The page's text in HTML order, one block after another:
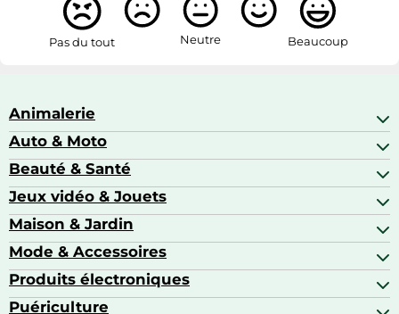
Pas du tout Neutre Beaucoup
Animalerie
Abris pour animaux sauvages
Aquariophilie
Colliers GPS
Auto & Moto
Accessoires auto
Attelage & portage
Autoradios
Beauté & Santé
Alimentation bébé
Amour & contraception
Appareils de coiffure
Jeux vidéo & Jouets
Accessoires de gaming
Consoles de jeux
Drones
Maison & Jardin
Ameublement
Articles de cuisine & d'entretien ménager
Aspirateurs souffleurs
Mode & Accessoires
Accessoires de mode
Arts textiles
Produits électroniques
Accessoires smartphones
Puériculture